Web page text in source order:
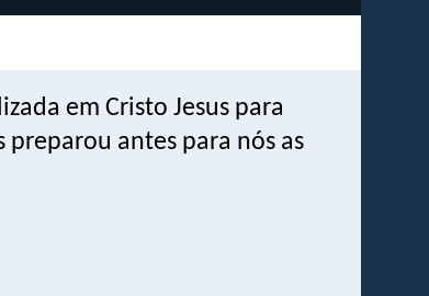
em Cristo Jesus para
preparou antes para nós as